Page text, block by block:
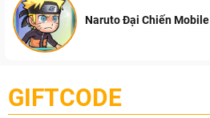
Naruto Đại Chiến Mobile
GIFTCODE